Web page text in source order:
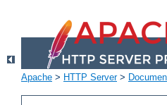
Apache > HTTP Server>